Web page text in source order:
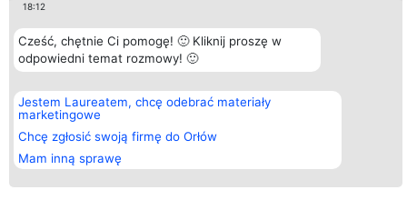
18:12
Cześć, chętnie Ci pomogę! 🙂 Kliknij proszę w
odpowiedni temat rozmowy! 🙂
Jestem Laureatem, chcę odebrać materiały
marketingowe
Chcę zgłosić swoją firmę do Orłów
Mam inną sprawę
Organizator plebiscytu
Bright Side Solutions sp. z o.
o. sp. k.
Wrocław 50-079
KRS 0000749100 | Regon
381313360 | NIP 8943132676
+48 508 492 400
Plebiscyt
Laureaci
Lista
Laureatów
Polityka
Kontakt